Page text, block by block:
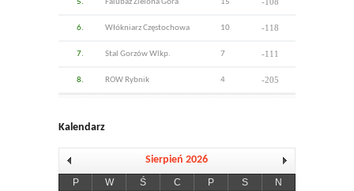
5. Falubaz Zielona Góra 15 -108
6. Włókniarz Częstochowa 10 -118
7. Stal Gorzów Wlkp. 7 -111
8. ROW Rybnik 4 -205
Kalendarz
Sierpień 2026
P W Ś C P S N